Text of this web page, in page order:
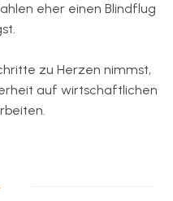
eher einen Blindflug
zu Herzen nimmst,
auf wirtschaftlichen